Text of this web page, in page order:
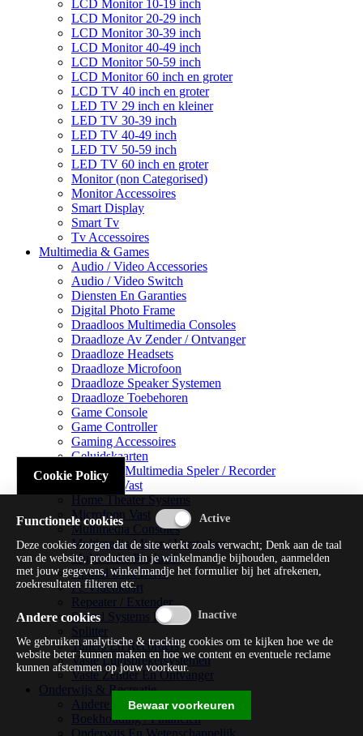
LCD Monitor 10-19 inch
LCD Monitor 20-29 inch
LCD Monitor 30-39 inch
LCD Monitor 40-49 inch
LCD Monitor 50-59 inch
LCD Monitor 60 inch en groter
LCD TV 40 inch en groter
LED TV 29 inch en kleiner
LED TV 30-39 inch
LED TV 40-49 inch
LED TV 50-59 inch
LED TV 60 inch en groter
Monitor (non Categorised)
Monitor Accessoires
Smart Display
Smart Tv
Tv Accessoires
Multimedia & Games
Audio / Video Accessories
Audio / Video Switch
Diensten En Garanties
Digital Photo Frame
Draadloos Multimedia Consoles
Draadloze Av Zender / Ontvanger
Draadloze Headsets
Draadloze Microfoon
Draadloze Speaker Systemen
Draadloze Toebehoren
Game Console
Game Controller
Gaming Accessoires
Geluidskaarten
Handheld Multimedia Speler / Recorder
Headsets Vast
Home Theater Systems
Microfoon Vast
Multimedia Consoles
Multimedia Mixer / Versterker
Multimedia Productie
Optical Disk Drive
Pc Videokaart
Repeater / Extender
Sound Systems Hi-fi
Splitter
Tuners En Recorders
Vaste Luidsprekersystemen
Vaste Zender En Ontvanger
Onderwijs & Recreatie
Andere Beveiligingssoftware
Boekhouding / Financiën
Cookie Policy
Functionele cookies
Deze cookies zorgen dat de site werkt zoals verwacht; Denk aan de taal
van de website, producten in je winkelmandje bijhouden, aanmelden
met jouw gegevens, winkelmandje het formulier bij het afrekenen,
zoekresultaten filteren etc.
Andere cookies
We gebruiken analytische & tracking cookies om te kijken hoe we de
website beter kunnen maken en hoe we content en eventuele reclame
kunnen afstemmen op jouw voorkeur.
Bewaar voorkeuren